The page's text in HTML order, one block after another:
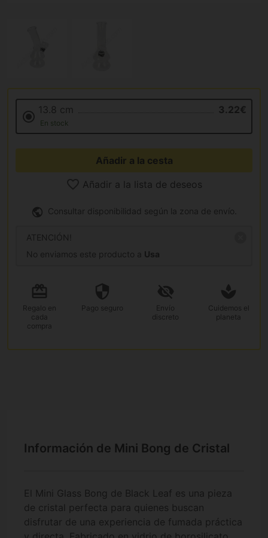
13.8 cm 3.22€
En stock
Añadir a la cesta
Añadir a la lista de deseos
Consultar disponibilidad según la zona de envío.
ATENCIÓN!
No enviamos este producto a Usa
Regalo en
cada
compra
Pago seguro
Envío
discreto
Cuidemos el
planeta
Información de Mini Bong de Cristal
El Mini Glass Bong de Black Leaf es una pieza
de cristal perfecta para quienes buscan
disfrutar de una experiencia de fumada práctica